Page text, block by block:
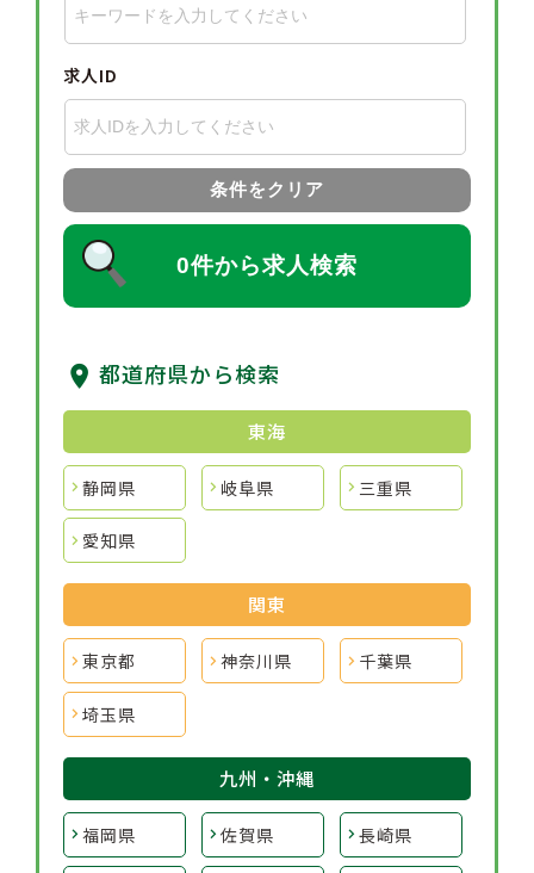
求人ID
条件をクリア
0件から求人検索
都道府県から検索
東海
静岡県 岐阜県 三重県
愛知県
関東
東京都 神奈川県 千葉県
埼玉県
九州・沖縄
福岡県 佐賀県 長崎県